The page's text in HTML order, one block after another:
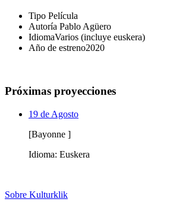
Tipo Película
Autoría Pablo Agüero
IdiomaVarios (incluye euskera)
Año de estreno2020
Próximas proyecciones
19 de Agosto
[Bayonne ]
Idioma: Euskera
Sobre Kulturklik